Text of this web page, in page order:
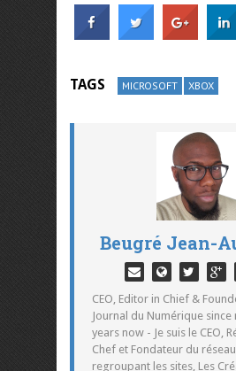
TAGS MICROSOFT XBOX
Beugré Jean-
CEO, Editor in Chief &
Journal du Numérique
years now - Je suis le CEO,
Chef et Fondateur du
regroupant les sites, Les